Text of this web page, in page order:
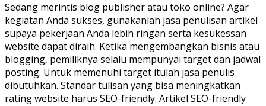
Sedang merintis blog publisher atau toko online? Agar
kegiatan Anda sukses, gunakanlah jasa penulisan artikel
supaya pekerjaan Anda lebih ringan serta kesukessan
website dapat diraih. Ketika mengembangkan bisnis atau
blogging, pemiliknya selalu mempunyai target dan jadwal
posting. Untuk memenuhi target itulah jasa penulis
dibutuhkan. Standar tulisan yang bisa meningkatkan
rating website harus SEO-friendly. Artikel SEO-friendly